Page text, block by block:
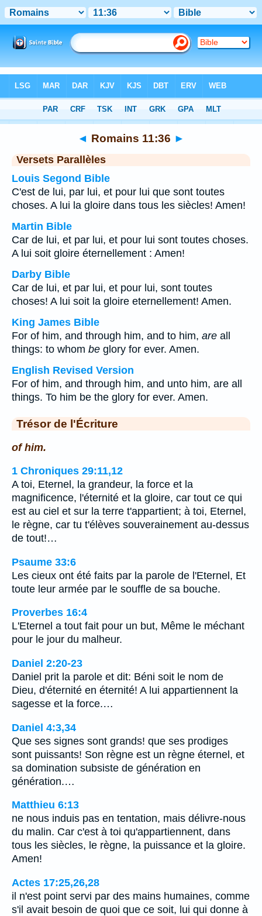
Chapitre 11> Verset 36
◄ Romains 11:36 ►
Versets Parallèles
Louis Segond Bible
C'est de lui, par lui, et pour lui que sont toutes
choses. A lui la gloire dans tous les siècles! Amen!
Martin Bible
Car de lui, et par lui, et pour lui sont toutes choses.
A lui soit gloire éternellement : Amen!
Darby Bible
Car de lui, et par lui, et pour lui, sont toutes
choses! A lui soit la gloire eternellement! Amen.
King James Bible
For of him, and through him, and to him, are all
things: to whom be glory for ever. Amen.
English Revised Version
For of him, and through him, and unto him, are all
things. To him be the glory for ever. Amen.
Trésor de l'Écriture
of him.
1 Chroniques 29:11,12
A toi, Eternel, la grandeur, la force et la
magnificence, l'éternité et la gloire, car tout ce qui
est au ciel et sur la terre t'appartient; à toi, Eternel,
le règne, car tu t'élèves souverainement au-dessus
de tout!…
Psaume 33:6
Les cieux ont été faits par la parole de l'Eternel, Et
toute leur armée par le souffle de sa bouche.
Proverbes 16:4
L'Eternel a tout fait pour un but, Même le méchant
pour le jour du malheur.
Daniel 2:20-23
Daniel prit la parole et dit: Béni soit le nom de
Dieu, d'éternité en éternité! A lui appartiennent la
sagesse et la force.…
Daniel 4:3,34
Que ses signes sont grands! que ses prodiges
sont puissants! Son règne est un règne éternel, et
sa domination subsiste de génération en
génération.…
Matthieu 6:13
ne nous induis pas en tentation, mais délivre-nous
du malin. Car c'est à toi qu'appartiennent, dans
tous les siècles, le règne, la puissance et la gloire.
Amen!
Actes 17:25,26,28
il n'est point servi par des mains humaines, comme
s'il avait besoin de quoi que ce soit, lui qui donne à